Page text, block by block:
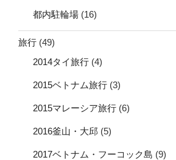
都内駐輪場 (16)
旅行 (49)
2014タイ旅行 (4)
2015ベトナム旅行 (3)
2015マレーシア旅行 (6)
2016釜山・大邱 (5)
2017ベトナム・フーコック島 (9)